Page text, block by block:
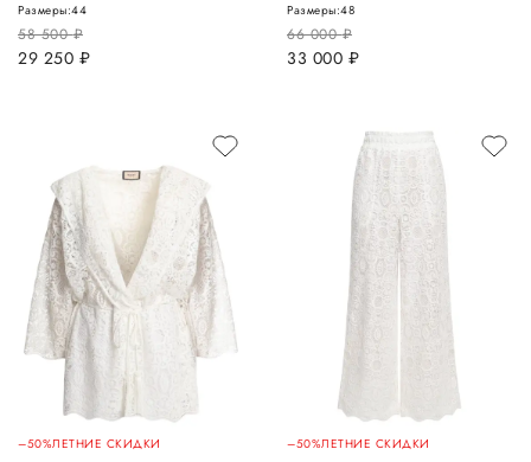
58 500руб.
29 250 руб.
Размеры:44
66 000руб.
33 000 руб.
Размеры:48
–50%ЛЕТНИЕ СКИДКИ –50%ЛЕТНИЕ СКИДКИ